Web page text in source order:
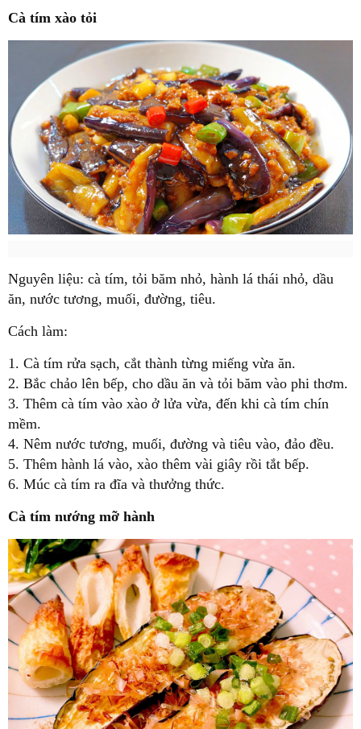
Cà tím xào tỏi
Nguyên liệu: cà tím, tỏi băm nhỏ, hành lá thái nhỏ, dầu
ăn, nước tương, muối, đường, tiêu.
Cách làm:
1. Cà tím rửa sạch, cắt thành từng miếng vừa ăn.
2. Bắc chảo lên bếp, cho dầu ăn và tỏi băm vào phi thơm.
3. Thêm cà tím vào xào ở lửa vừa, đến khi cà tím chín
mềm.
4. Nêm nước tương, muối, đường và tiêu vào, đảo đều.
5. Thêm hành lá vào, xào thêm vài giây rồi tắt bếp.
6. Múc cà tím ra đĩa và thưởng thức.
Cà tím nướng mỡ hành